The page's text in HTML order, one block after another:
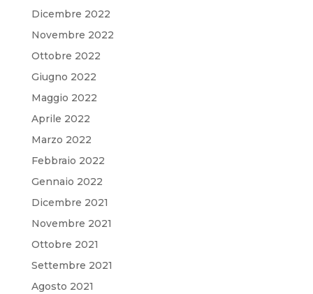
Dicembre 2022
Novembre 2022
Ottobre 2022
Giugno 2022
Maggio 2022
Aprile 2022
Marzo 2022
Febbraio 2022
Gennaio 2022
Dicembre 2021
Novembre 2021
Ottobre 2021
Settembre 2021
Agosto 2021